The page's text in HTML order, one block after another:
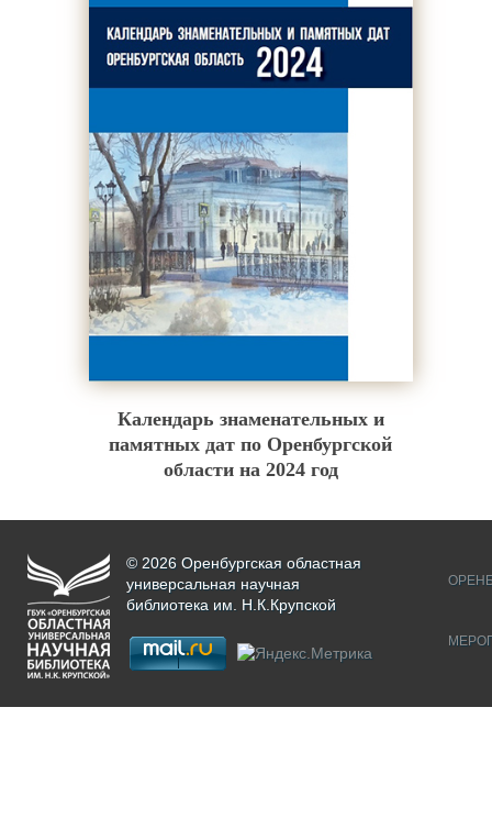
Календарь знаменательных и
памятных дат по Оренбургской
области на 2024 год
© 2026 Оренбургская областная
универсальная научная
библиотека им. Н.К.Крупской